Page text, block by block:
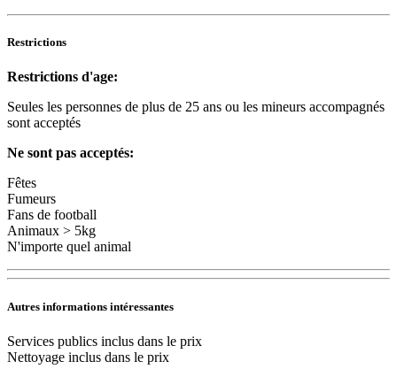
Restrictions
Restrictions d'age:
Seules les personnes de plus de 25 ans ou les mineurs accompagnés
sont acceptés
Ne sont pas acceptés:
Fêtes
Fumeurs
Fans de football
Animaux > 5kg
N'importe quel animal
Autres informations intéressantes
Services publics inclus dans le prix
Nettoyage inclus dans le prix